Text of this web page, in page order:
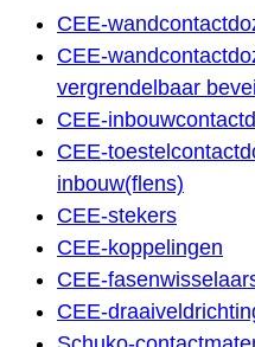
CEE-
CEE-
vergrendelbaar
CEE-
CEE-
inbouw(flens)
CEE-stekers
CEE-koppelingen
CEE-
CEE-